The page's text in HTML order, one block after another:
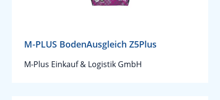
M-PLUS BodenAusgleich Z5Plus
M-Plus Einkauf & Logistik GmbH